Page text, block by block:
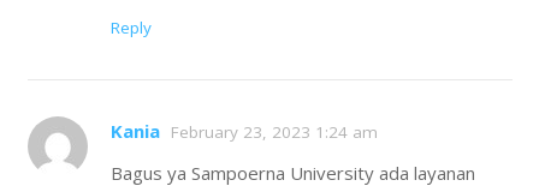
Reply
Kania February 23, 2023 1:24 am
Bagus ya Sampoerna University ada layanan